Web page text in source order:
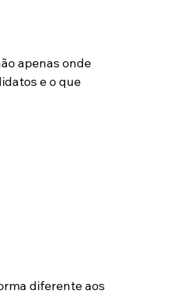
apenas onde
e o que
diferente aos